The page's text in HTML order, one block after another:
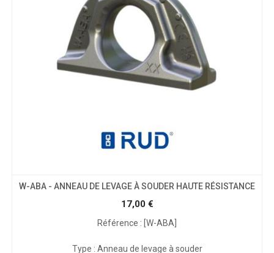
W-ABA - ANNEAU DE LEVAGE À SOUDER HAUTE RÉSISTANCE
17,00€
Référence : [W-ABA]
Type : Anneau de levage à souder